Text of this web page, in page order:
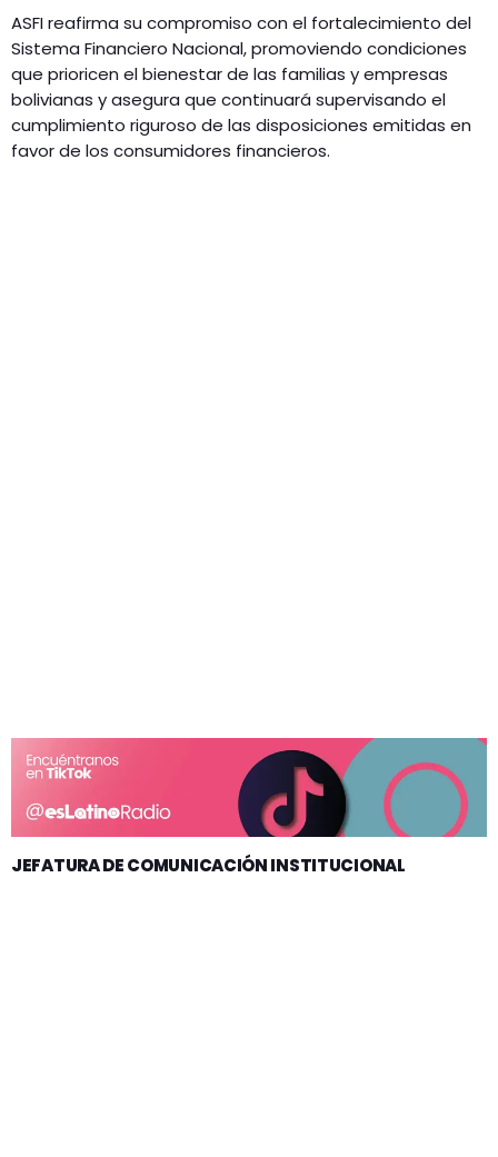
ASFI reafirma su compromiso con el fortalecimiento del
Sistema Financiero Nacional, promoviendo condiciones
que prioricen el bienestar de las familias y empresas
bolivianas y asegura que continuará supervisando el
cumplimiento riguroso de las disposiciones emitidas en
favor de los consumidores financieros.
JEFATURA DE COMUNICACIÓN INSTITUCIONAL